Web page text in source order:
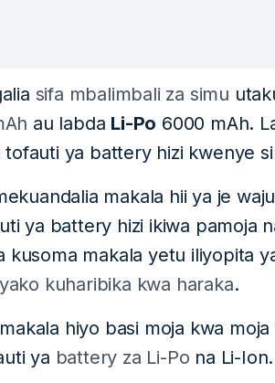
sifa mbalimbali za simu
au labda Li-Po 6000 mAh.
tofauti ya battery hizi kwenye
makala hii ya je
ya battery hizi ikiwa pamoja
kusoma makala yetu iliyopita
kuharibika kwa haraka.
hiyo basi moja kwa
ya battery za Li-Po na Li-Ion.